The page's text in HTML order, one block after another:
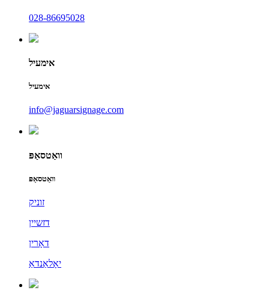
028-86695028
אימעיל
אימעיל
info@jaguarsignage.com
וואַטסאַפּ
וואַטסאַפּ
זוניק
דזשיין
דאָרין
יאָלאַנדאַ